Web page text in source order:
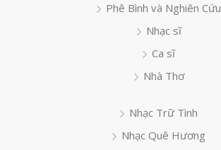
Phê Bình và Nghiên Cứu
Nhạc sĩ
Ca sĩ
Nhà Thơ
Nhạc Trữ Tình
Nhạc Quê Hương